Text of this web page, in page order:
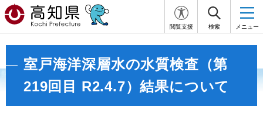
閲覧支援 検索 メニュー
室戸海洋深層水の水質検査（第
219回目 R2.4.7）結果について